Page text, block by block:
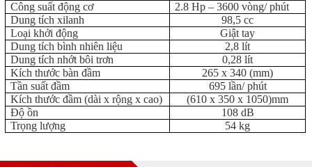
Công suất động cơ
2.8 Hp – 3600 vòng/ phút
Dung tích xilanh
98,5 cc
Loại khởi động
Giật tay
Dung tích bình nhiên liệu
2,8 lít
Dung tích nhớt bôi trơn
0,28 lít
Kích thước bàn đầm
265 x 340 (mm)
Tần suất đầm
695 lần/ phút
Kích thước đầm (dài x rộng x cao)
(610 x 350 x 1050)mm
Độ ồn
108 dB
Trọng lượng
54 kg